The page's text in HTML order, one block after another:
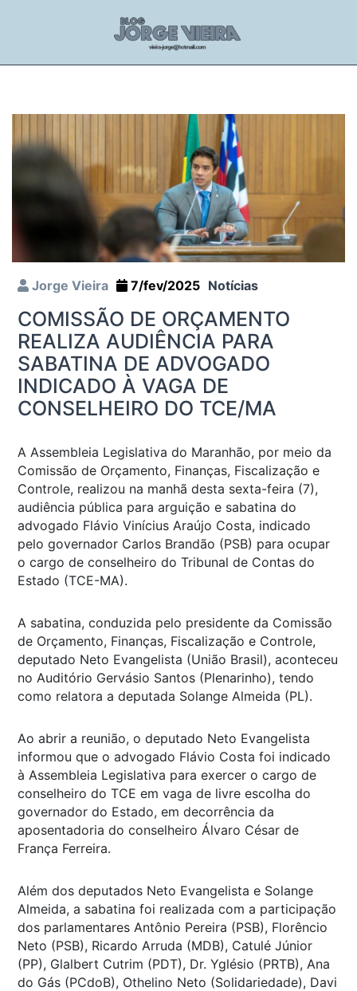
Jorge Vieira 7/fev/2025 Notícias
COMISSÃO DE ORÇAMENTO
REALIZA AUDIÊNCIA PARA
SABATINA DE ADVOGADO
INDICADO À VAGA DE
CONSELHEIRO DO TCE/MA
A Assembleia Legislativa do Maranhão, por meio da
Comissão de Orçamento, Finanças, Fiscalização e
Controle, realizou na manhã desta sexta-feira (7),
audiência pública para arguição e sabatina do
advogado Flávio Vinícius Araújo Costa, indicado
pelo governador Carlos Brandão (PSB) para ocupar
o cargo de conselheiro do Tribunal de Contas do
Estado (TCE-MA).
A sabatina, conduzida pelo presidente da Comissão
de Orçamento, Finanças, Fiscalização e Controle,
deputado Neto Evangelista (União Brasil), aconteceu
no Auditório Gervásio Santos (Plenarinho), tendo
como relatora a deputada Solange Almeida (PL).
Ao abrir a reunião, o deputado Neto Evangelista
informou que o advogado Flávio Costa foi indicado
à Assembleia Legislativa para exercer o cargo de
conselheiro do TCE em vaga de livre escolha do
governador do Estado, em decorrência da
aposentadoria do conselheiro Álvaro César de
França Ferreira.
Além dos deputados Neto Evangelista e Solange
Almeida, a sabatina foi realizada com a participação
dos parlamentares Antônio Pereira (PSB), Florêncio
Neto (PSB), Ricardo Arruda (MDB), Catulé Júnior
(PP), Glalbert Cutrim (PDT), Dr. Yglésio (PRTB), Ana
do Gás (PCdoB), Othelino Neto (Solidariedade), Davi